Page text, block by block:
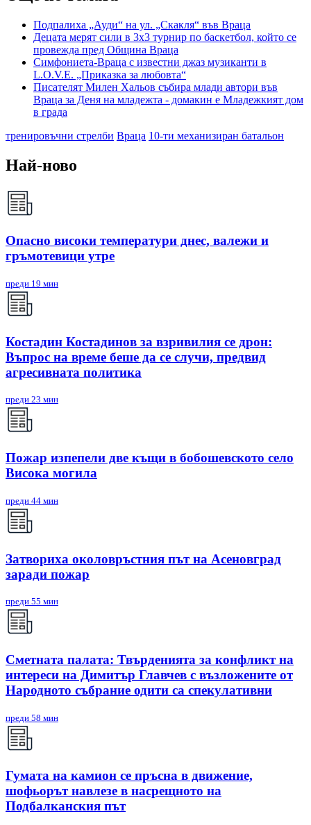
Подпалиха „Ауди“ на ул. „Скакля“ във Враца
Децата мерят сили в 3х3 турнир по баскетбол, който се
провежда пред Община Враца
Симфониета-Враца с известни джаз музиканти в
L.O.V.E. „Приказка за любовта“
Писателят Милен Хальов събира млади автори във
Враца за Деня на младежта - домакин е Младежкият дом
в града
тренировъчни стрелби Враца 10-ти механизиран батальон
Най-ново
Опасно високи температури днес, валежи и
гръмотевици утре
преди 19 мин
Костадин Костадинов за взривилия се дрон:
Въпрос на време беше да се случи, предвид
агресивната политика
преди 23 мин
Пожар изпепели две къщи в бобошевското село
Висока могила
преди 44 мин
Затвориха околовръстния път на Асеновград
заради пожар
преди 55 мин
Сметната палата: Твърденията за конфликт на
интереси на Димитър Главчев с възложените от
Народното събрание одити са спекулативни
преди 58 мин
Гумата на камион се пръсна в движение,
шофьорът навлезе в насрещното на
Подбалканския път